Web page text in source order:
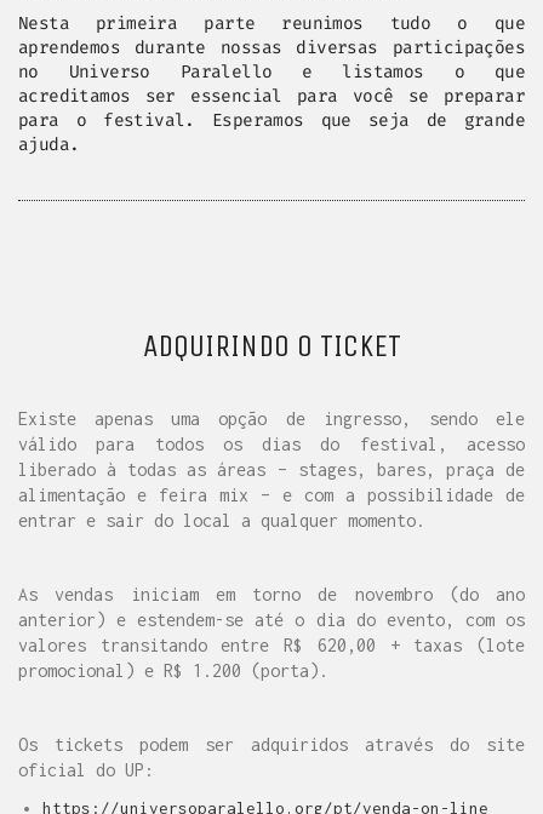
Nesta primeira parte reunimos tudo o que
aprendemos durante nossas diversas participações
no Universo Paralello e listamos o que
acreditamos ser essencial para você se preparar
para o festival. Esperamos que seja de grande
ajuda.
ADQUIRINDO O TICKET
Existe apenas uma opção de ingresso, sendo ele
válido para todos os dias do festival, acesso
liberado à todas as áreas – stages, bares, praça de
alimentação e feira mix – e com a possibilidade de
entrar e sair do local a qualquer momento.
As vendas iniciam em torno de novembro (do ano
anterior) e estendem-se até o dia do evento, com os
valores transitando entre R$ 620,00 + taxas (lote
promocional) e R$ 1.200 (porta).
Os tickets podem ser adquiridos através do site
oficial do UP:
https://universoparalello.org/pt/venda-on-line